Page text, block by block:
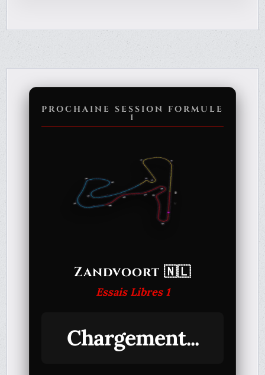
PROCHAINE SESSION FORMULE
1
Zandvoort 🇳🇱
Essais Libres 1
Chargement...